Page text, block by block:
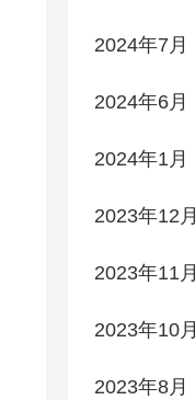
2024年7月
2024年6月
2024年1月
2023年12月
2023年11月
2023年10月
2023年8月